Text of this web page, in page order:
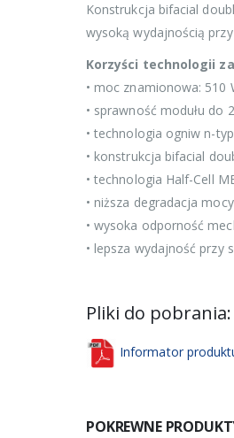
Konstrukcja bifacial
wysoką wydajnością
Korzyści technologii
• moc znamionowa: 510
• sprawność modułu do
• technologia ogniw n-
• konstrukcja bifacial
• technologia Half-Cell
• niższa degradacja
• wysoka odporność
• lepsza wydajność przy
Pliki do pobrania:
Informator
POKREWNE